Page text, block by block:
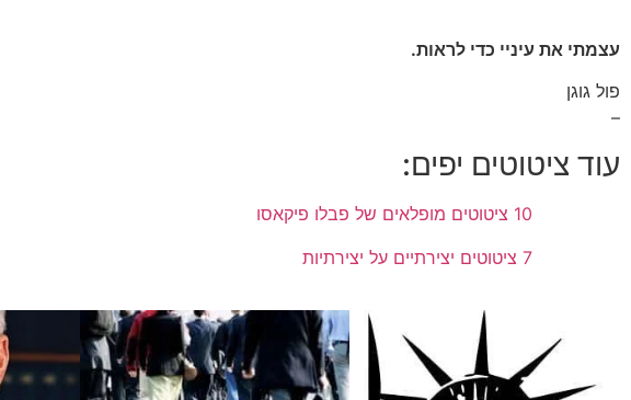
עצמתי את עיניי כדי לראות.
פול גוגן
–
עוד ציטוטים יפים:
10 ציטוטים מופלאים של פבלו פיקאסו
7 ציטוטים יצירתיים על יצירתיות